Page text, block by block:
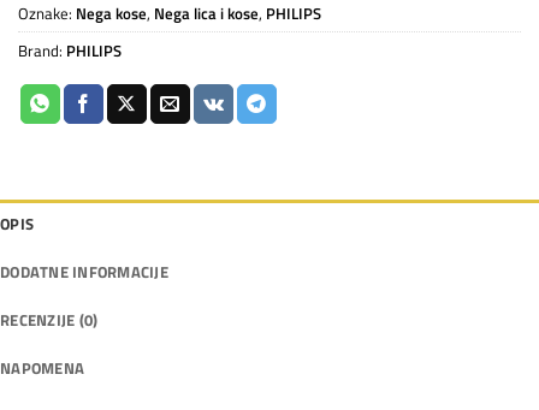
Oznake: Nega kose, Nega lica i kose, PHILIPS
Brand: PHILIPS
OPIS
DODATNE INFORMACIJE
RECENZIJE (0)
NAPOMENA